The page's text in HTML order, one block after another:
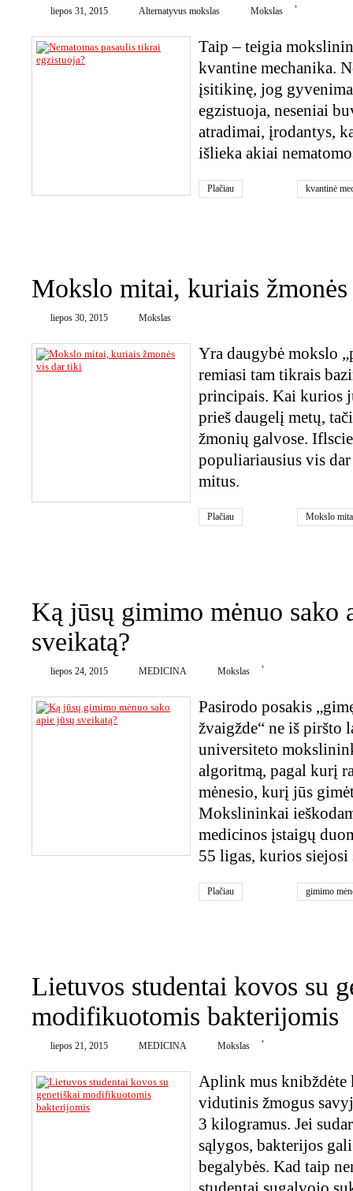
liepos 31, 2015 Alternatyvus mokslas
,
Mokslas
Taip – teigia
kvantine mechanika.
įsitikinę, jog
egzistuoja, neseniai
atradimai, įrodantys,
išlieka akiai
Plačiau
kvantinė
Mokslo mitai, kuriais
liepos 30, 2015 Mokslas
Yra daugybė mokslo
remiasi tam tikrais
principais. Kai kurios
prieš daugelį metų,
žmonių galvose.
populiariausius vis
mitus.
Plačiau Mokslo
Ką jūsų gimimo mėnuo sako
sveikatą?
liepos 24, 2015 MEDICINA
,
Mokslas
Pasirodo posakis
žvaigžde“ ne iš piršto
universiteto
algoritmą, pagal kurį
mėnesio, kurį jūs
Mokslininkai
medicinos įstaigų
55 ligas, kurios siejosi
Plačiau gimimo
Lietuvos studentai kovos su
modifikuotomis bakterijomis
liepos 21, 2015 MEDICINA
,
Mokslas
Aplink mus knibždėte
vidutinis žmogus
3 kilogramus. Jei
sąlygos, bakterijos
begalybės. Kad taip